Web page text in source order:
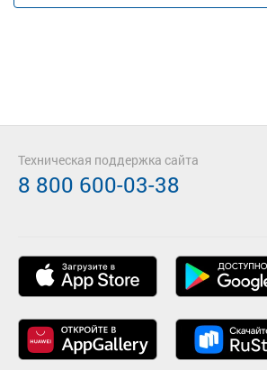
Техническая поддержка сайта
8 800 600-03-38